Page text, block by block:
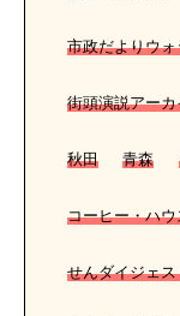
市政だよりウォ
街頭演説アーカ
秋田 青森
コーヒー・ハウ
せんダイジェス